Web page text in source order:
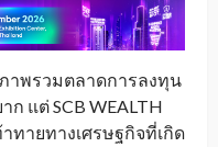
พรวมตลาดการลงทุน
แต่ SCB WEALTH
ายทางเศรษฐกิจที่เกิด